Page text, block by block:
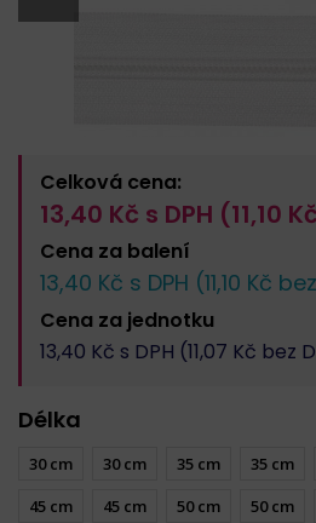
Celková cena:
13,40 Kč s DPH (11,10
Cena za balení
13,40 Kč s DPH (11,10 Kč
Cena za jednotku
13,40 Kč s DPH (11,07 Kč bez
Délka
30 cm 30 cm 35 cm 35 cm
45 cm
45 cm 50 cm 50 cm